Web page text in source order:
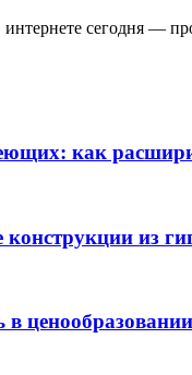
интернете сегодня —
как
из
в ценообразовании